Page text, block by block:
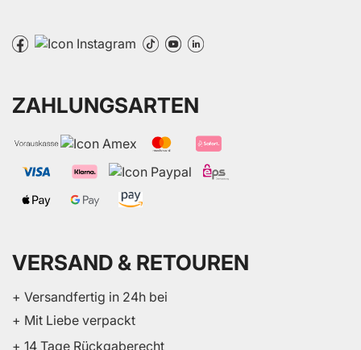
ZAHLUNGSARTEN
VERSAND & RETOUREN
+ Versandfertig in 24h bei
+ Mit Liebe verpackt
+ 14 Tage Rückgaberecht